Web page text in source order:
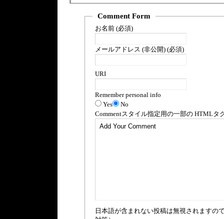
Comment Form
お名前 (必須)
メールアドレス (非公開) (必須)
URI
Remember personal info
Yes
No
Commentスタイル指定用の一部の HTMLタ
日本語が含まれない投稿は無視されますの